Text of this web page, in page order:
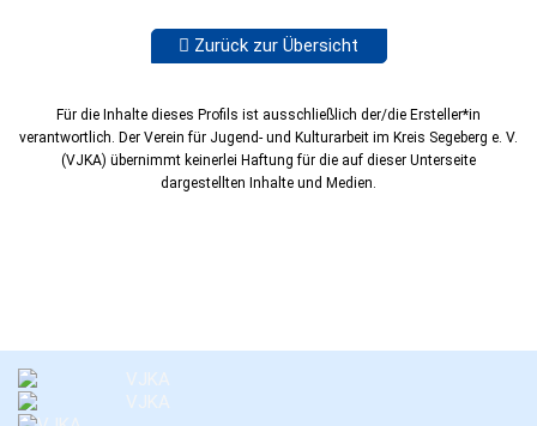
Zurück zur Übersicht
Für die Inhalte dieses Profils ist ausschließlich der/die Ersteller*in
verantwortlich. Der Verein für Jugend- und Kulturarbeit im Kreis Segeberg e. V.
(VJKA) übernimmt keinerlei Haftung für die auf dieser Unterseite
dargestellten Inhalte und Medien.